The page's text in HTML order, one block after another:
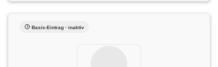
Basis-Eintrag · inaktiv